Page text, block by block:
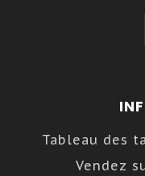
Tableau des
Vendez